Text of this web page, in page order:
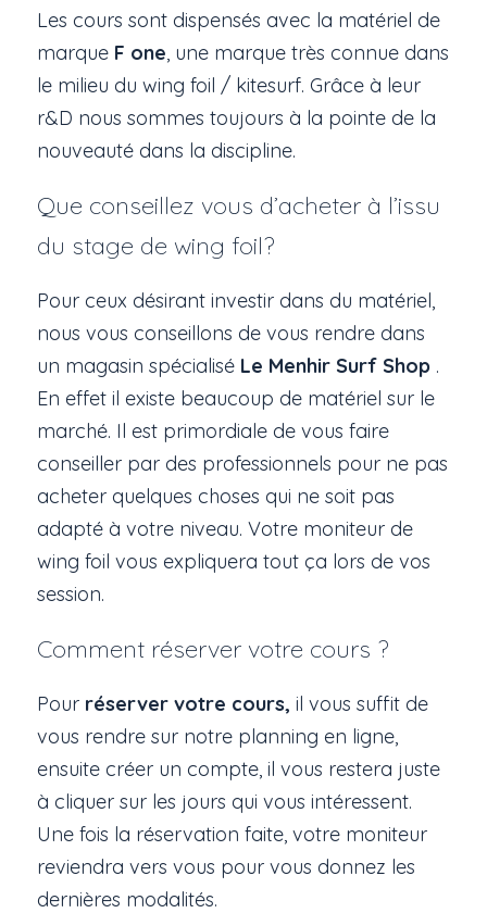
Les cours sont dispensés avec la matériel de
marque F one, une marque très connue dans
le milieu du wing foil / kitesurf. Grâce à leur
r&D nous sommes toujours à la pointe de la
nouveauté dans la discipline.
Que conseillez vous d’acheter à l’issu
du stage de wing foil?
Pour ceux désirant investir dans du matériel,
nous vous conseillons de vous rendre dans
un magasin spécialisé Le Menhir Surf Shop .
En effet il existe beaucoup de matériel sur le
marché. Il est primordiale de vous faire
conseiller par des professionnels pour ne pas
acheter quelques choses qui ne soit pas
adapté à votre niveau. Votre moniteur de
wing foil vous expliquera tout ça lors de vos
session.
Comment réserver votre cours ?
Pour réserver votre cours, il vous suffit de
vous rendre sur notre planning en ligne,
ensuite créer un compte, il vous restera juste
à cliquer sur les jours qui vous intéressent.
Une fois la réservation faite, votre moniteur
reviendra vers vous pour vous donnez les
dernières modalités.